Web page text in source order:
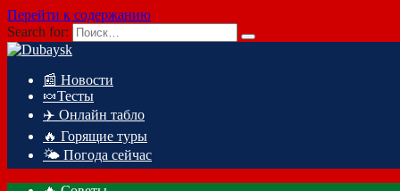
Перейти к содержанию
Search for:
📰 Новости
🍬Тесты
✈️ Онлайн табло
🔥 Горящие туры
🌤️ Погода сейчас